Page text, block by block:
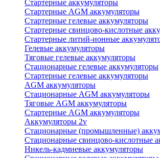
Стартерные аккумуляторы
Стартерные AGM аккумуляторы
Стартерные гелевые аккумуляторы
Стартерные свинцово-кислотные
Стартерные литий-ионные
Гелевые аккумуляторы
Тяговые гелевые аккумуляторы
Стационарные гелевые аккумуляторы
Стартерные гелевые аккумуляторы
AGM аккумуляторы
Стационарные AGM аккумуляторы
Тяговые AGM аккумуляторы
Стартерные AGM аккумуляторы
Аккумуляторы 2v
Стационарные (промышленные)
Стационарные свинцово-кислотные
Никель-кадмиевые аккумуляторы